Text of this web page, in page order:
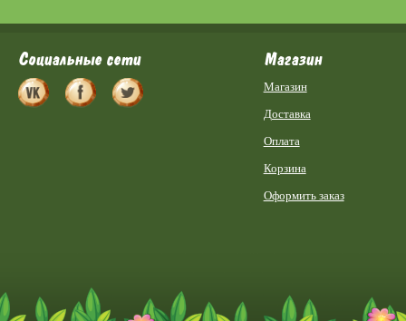
Социальные сети Магазин
Магазин
Доставка
Оплата
Корзина
Оформить заказ